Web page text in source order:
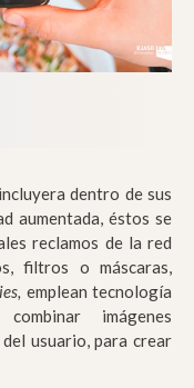
incluyera dentro de sus
aumentada, éstos se
reclamos de la red
filtros o máscaras,
emplean tecnología
imágenes
usuario, para crear